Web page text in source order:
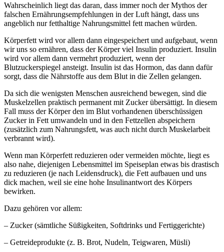
Wahrscheinlich liegt das daran, dass immer noch der Mythos der
falschen Ernährungsempfehlungen in der Luft hängt, dass uns
angeblich nur fetthaltige Nahrungsmittel fett machen würden.
Körperfett wird vor allem dann eingespeichert und aufgebaut, wenn
wir uns so ernähren, dass der Körper viel Insulin produziert. Insulin
wird vor allem dann vermehrt produziert, wenn der
Blutzuckerspiegel ansteigt. Insulin ist das Hormon, das dann dafür
sorgt, dass die Nährstoffe aus dem Blut in die Zellen gelangen.
Da sich die wenigsten Menschen ausreichend bewegen, sind die
Muskelzellen praktisch permanent mit Zucker übersättigt. In diesem
Fall muss der Körper den im Blut vorhandenen überschüssigen
Zucker in Fett umwandeln und in den Fettzellen abspeichern
(zusätzlich zum Nahrungsfett, was auch nicht durch Muskelarbeit
verbrannt wird).
Wenn man Körperfett reduzieren oder vermeiden möchte, liegt es
also nahe, diejenigen Lebensmittel im Speiseplan etwas bis drastisch
zu reduzieren (je nach Leidensdruck), die Fett aufbauen und uns
dick machen, weil sie eine hohe Insulinantwort des Körpers
bewirken.
Dazu gehören vor allem:
– Zucker (sämtliche Süßigkeiten, Softdrinks und Fertiggerichte)
– Getreideprodukte (z. B. Brot, Nudeln, Teigwaren, Müsli)